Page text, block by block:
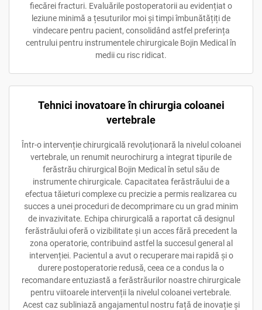
fiecărei fracturi. Evaluările postoperatorii au evidențiat o
leziune minimă a țesuturilor moi și timpi îmbunătățiți de
vindecare pentru pacient, consolidând astfel preferința
centrului pentru instrumentele chirurgicale Bojin Medical în
medii cu risc ridicat.
Tehnici inovatoare în chirurgia coloanei
vertebrale
Într-o intervenție chirurgicală revoluționară la nivelul coloanei
vertebrale, un renumit neurochirurg a integrat tipurile de
ferăstrău chirurgical Bojin Medical în setul său de
instrumente chirurgicale. Capacitatea ferăstrăului de a
efectua tăieturi complexe cu precizie a permis realizarea cu
succes a unei proceduri de decomprimare cu un grad minim
de invazivitate. Echipa chirurgicală a raportat că designul
ferăstrăului oferă o vizibilitate și un acces fără precedent la
zona operatorie, contribuind astfel la succesul general al
intervenției. Pacientul a avut o recuperare mai rapidă și o
durere postoperatorie redusă, ceea ce a condus la o
recomandare entuziastă a ferăstrăurilor noastre chirurgicale
pentru viitoarele intervenții la nivelul coloanei vertebrale.
Acest caz subliniază angajamentul nostru față de inovație și